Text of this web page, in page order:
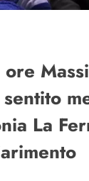
La